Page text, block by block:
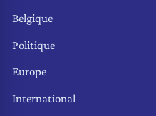
Belgique
Politique
Europe
International